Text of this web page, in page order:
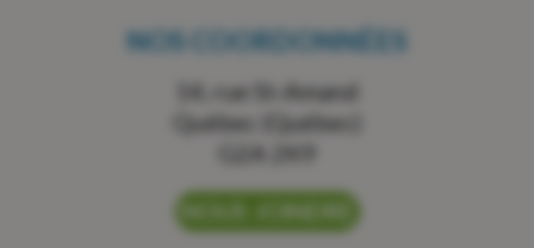
NOS COORDONNÉES
14, rue St-Amand
Québec (Québec)
G2A 2K9
NOUS JOINDRE